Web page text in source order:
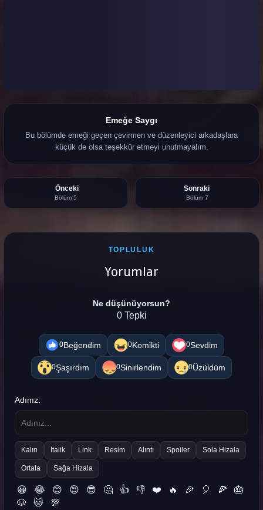
Emeğe Saygı
Bu bölümde emeği geçen çevirmen ve düzenleyici arkadaşlara
küçük de olsa teşekkür etmeyi unutmayalım.
Önceki
Bölüm 5
Sonraki
Bölüm 7
TOPLULUK
Yorumlar
Ne düşünüyorsun?
0 Tepki
0Beğendim 0Komikti 0Sevdim
0Şaşırdım 0Sinirlendim 0Üzüldüm
Adınız:
Kalın İtalik Link Resim Alıntı Spoiler Sola Hizala
Ortala Sağa Hizala
😀 😂 😊 😍 😎 🤔 👍 👎 ❤️ 🔥 🎉 🎈 🍕
🎂
🐶
🐱 💯